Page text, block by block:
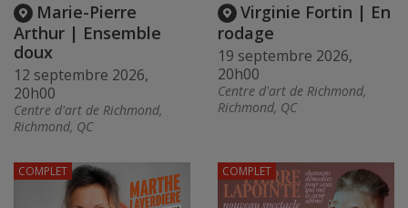
Marie-Pierre
Arthur | Ensemble
doux
12 septembre 2026,
20h00
Centre d'art de Richmond,
Richmond, QC
Virginie Fortin | En
rodage
19 septembre 2026,
20h00
Centre d'art de Richmond,
Richmond, QC
COMPLET COMPLET